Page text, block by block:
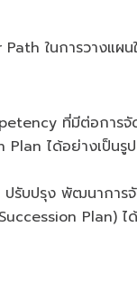
ในการวางแผ
ที่มีต่อการจั
Plan ได้อย่างเป็น
ปรับปรุง พัฒนาการ
Plan) ไ